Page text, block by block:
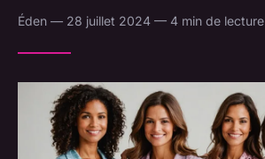
Éden — 28 juillet 2024 — 4 min de lecture